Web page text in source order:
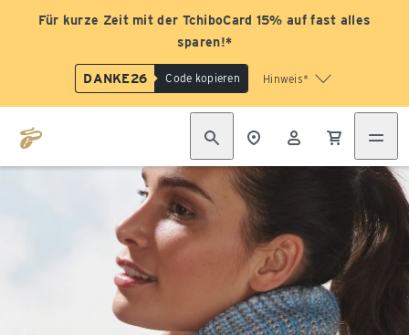
Für kurze Zeit mit der TchiboCard 15% auf fast alles
sparen!*
DANKE26 Code kopieren Hinweis*